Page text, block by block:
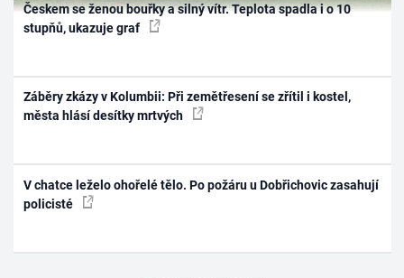
Českem se ženou bouřky a silný vítr. Teplota spadla i o 10
stupňů, ukazuje graf
Záběry zkázy v Kolumbii: Při zemětřesení se zřítil i kostel,
města hlásí desítky mrtvých
V chatce leželo ohořelé tělo. Po požáru u Dobřichovic zasahují
policisté